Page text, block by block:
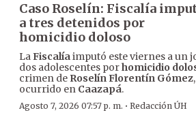
Caso Roselín: Fiscalía
a tres detenidos por
homicidio doloso
LaFiscalíaimputó este viernes a un
dos adolescentes porhomicidio
crimen de Roselín Florentín Gómez
ocurrido en Caazapá.
Agosto 7, 2026 07:57 p. m. · Redacción ÚH